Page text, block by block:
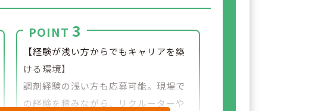
POINT 3
【経験が浅い方からでもキャリアを築
ける環境】
調剤経験の浅い方も応募可能。現場で
の経験を積みながら、リクルーターや